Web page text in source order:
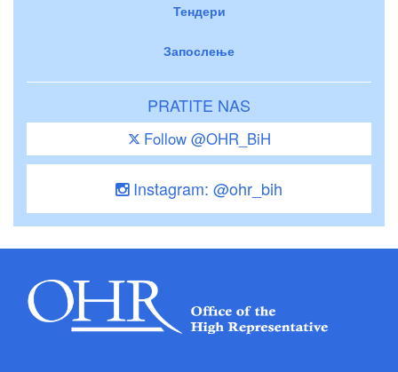
Тендери
Запослење
PRATITE NAS
Follow @OHR_BiH
Instagram: @ohr_bih